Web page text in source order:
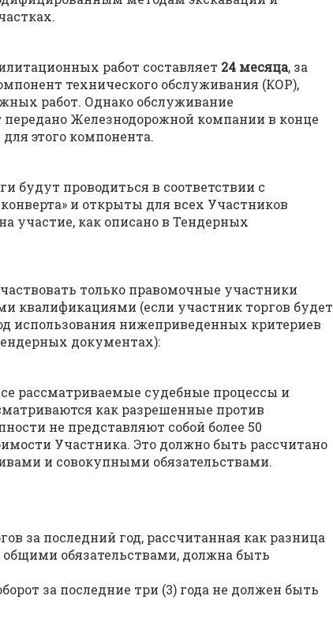
работ составляет 24 месяца, за
технического обслуживания (КОР),
работ. Однако обслуживание
передано Железнодорожной компании в конце
этого компонента.
будут проводиться в соответствии с
и открыты для всех Участников
участие, как описано в Тендерных
только правомочные участники
квалификациями (если участник торгов будет
использования нижеприведенных критериев
документах):
рассматриваемые судебные процессы и
как разрешенные против
не представляют собой более 50
Участника. Это должно быть рассчитано
и совокупными обязательствами.
за последний год, рассчитанная как разница
обязательствами, должна быть
за последние три (3) года не должен быть